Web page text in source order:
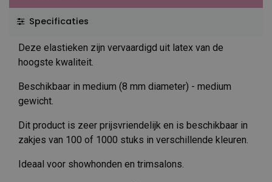
Specificaties
Deze elastieken zijn vervaardigd uit latex van de
hoogste kwaliteit.
Beschikbaar in medium (8 mm diameter) - medium
gewicht.
Dit product is zeer prijsvriendelijk en is beschikbaar in
zakjes van 100 of 1000 stuks in verschillende kleuren.
Ideaal voor showhonden en trimsalons.